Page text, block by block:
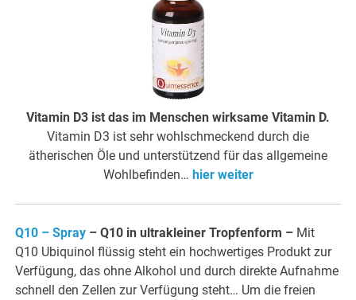
Vitamin D3 ist das im Menschen wirksame Vitamin D.
Vitamin D3 ist sehr wohlschmeckend durch die
ätherischen Öle und unterstützend für das allgemeine
Wohlbefinden… hier weiter
Q10 – Spray – Q10 in ultrakleiner Tropfenform – Mit
Q10 Ubiquinol flüssig steht ein hochwertiges Produkt zur
Verfügung, das ohne Alkohol und durch direkte Aufnahme
schnell den Zellen zur Verfügung steht… Um die freien